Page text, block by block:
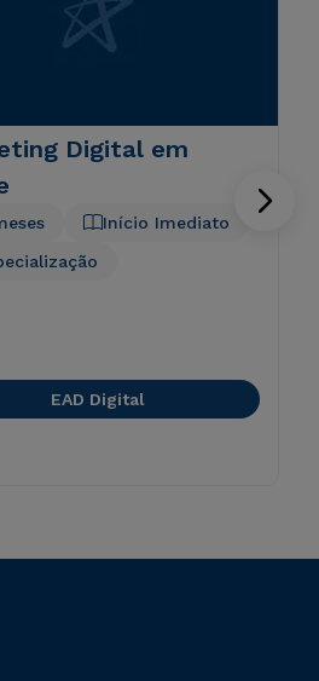
Digital em
Início Imediato
EAD Digital